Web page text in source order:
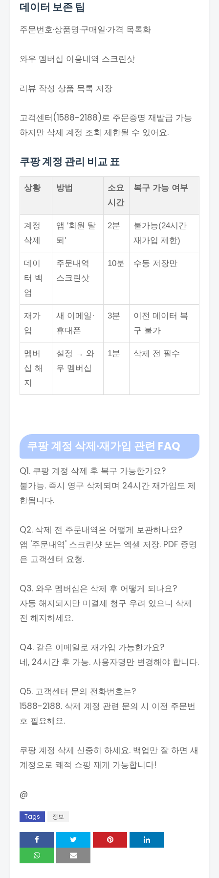
데이터 보존 팁
주문번호·상품명·구매일·가격 목록화
와우 멤버십 이용내역 스크린샷
리뷰 작성 상품 목록 저장
고객센터(1588-2188)로 주문증명 재발급 가능
하지만 삭제 계정 조회 제한될 수 있어요.
쿠팡 계정 관리 비교 표
상황 방법
소요
시간
복구 가능 여부
계정
삭제
앱 '회원 탈
퇴'
2분
불가능(24시간
재가입 제한)
데이
터 백
업
주문내역
스크린샷
10분 수동 저장만
재가
입
새 이메일·
휴대폰
3분
이전 데이터 복
구 불가
멤버
십 해
지
설정 → 와
우 멤버십
1분 삭제 전 필수
쿠팡 계정 삭제·재가입 관련 FAQ
Q1. 쿠팡 계정 삭제 후 복구 가능한가요?
불가능. 즉시 영구 삭제되며 24시간 재가입도 제
한됩니다.
Q2. 삭제 전 주문내역은 어떻게 보관하나요?
앱 '주문내역' 스크린샷 또는 엑셀 저장. PDF 증명
은 고객센터 요청.
Q3. 와우 멤버십은 삭제 후 어떻게 되나요?
자동 해지되지만 미결제 청구 우려 있으니 삭제
전 해지하세요.
Q4. 같은 이메일로 재가입 가능한가요?
네, 24시간 후 가능. 사용자명만 변경해야 합니다.
Q5. 고객센터 문의 전화번호는?
1588-2188. 삭제 계정 관련 문의 시 이전 주문번
호 필요해요.
쿠팡 계정 삭제 신중히 하세요. 백업만 잘 하면 새
계정으로 쾌적 쇼핑 재개 가능합니다!
@
Tags 정보